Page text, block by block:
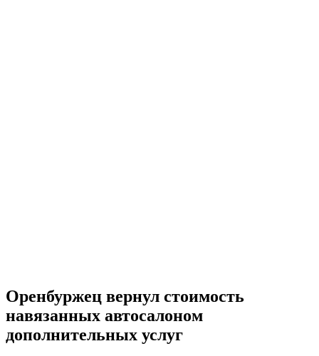
Оренбуржец вернул стоимость
навязанных автосалоном
дополнительных услуг